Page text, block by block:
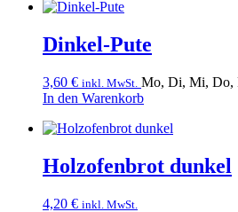
Dinkel-Pute
3,60 € inkl. MwSt. Mo, Di, Mi, Do,
In den Warenkorb
Holzofenbrot dunkel
4,20 € inkl. MwSt.